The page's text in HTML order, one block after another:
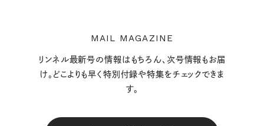
MAIL MAGAZINE
リンネル最新号の情報はもちろん、次号情報もお届
け。どこよりも早く特別付録や特集をチェックできま
す。